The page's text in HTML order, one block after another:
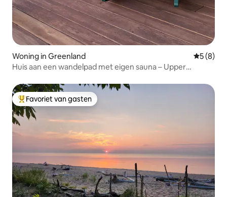
Woning in Greenland
5 (8)
Huis aan een wandelpad met eigen sauna – Upper
Topfavoriet van gasten
Favoriet van gasten